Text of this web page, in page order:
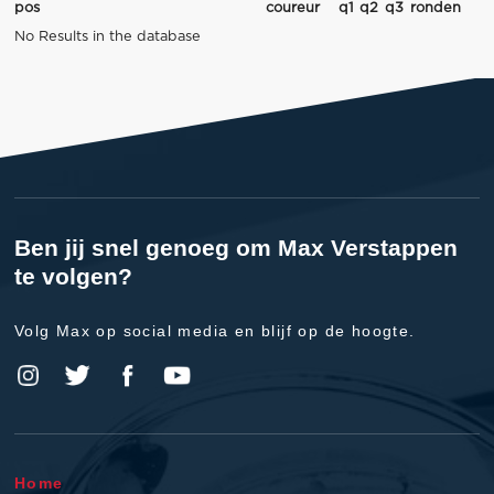
pos coureur q1 q2 q3 ronden
No Results in the database
Ben jij snel genoeg om Max Verstappen
te volgen?
Volg Max op social media en blijf op de hoogte.
Home